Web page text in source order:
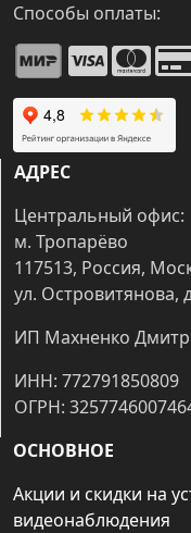
Способы оплаты:
АДРЕС
Центральный офис:
м. Тропарёво
117513, Россия,
ул. Островитянова,
ИП Махненко
ИНН: 772791850809
ОГРН:
ОСНОВНОЕ
Акции и скидки на
видеонаблюдения